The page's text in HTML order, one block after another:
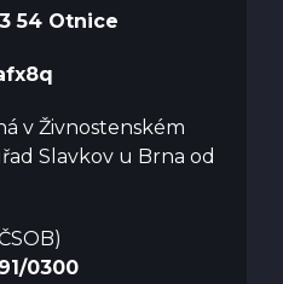
54 Otnice
v Živnostenském
Slavkov u Brna od
0300